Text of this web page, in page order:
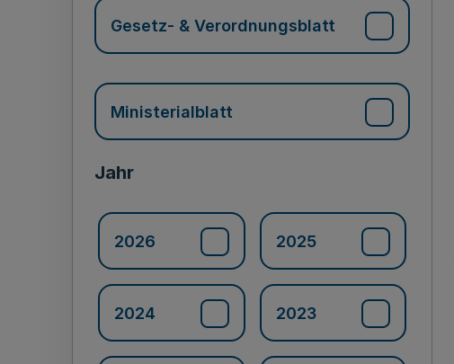
Gesetz- & Verordnungsblatt
Ministerialblatt
Jahr
2026 2025
2024 2023